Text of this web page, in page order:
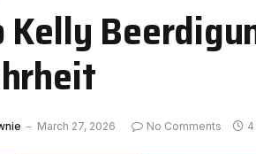
March 27, 2026 No Comments